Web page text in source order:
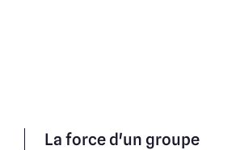
La force d'un groupe